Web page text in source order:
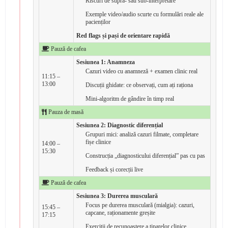
Exemple video/audio scurte cu formulări reale ale
pacienților
Red flags și pași de orientare rapidă
Pauză de cafea
11:15 –
13:00
Sesiunea 1: Anamneza
Cazuri video cu anamneză + examen clinic real
Discuții ghidate: ce observați, cum ați raționa
Mini-algoritm de gândire în timp real
Pauza de masă
14:00 –
15:30
Sesiunea 2: Diagnostic diferențial
Grupuri mici: analiză cazuri filmate, completare
fișe clinice
Construcția „diagnosticului diferențial” pas cu pas
Feedback și corecții live
Pauză de cafea
15:45 –
17:15
Sesiunea 3: Durerea musculară
Focus pe durerea musculară (mialgia): cazuri,
capcane, raționamente greșite